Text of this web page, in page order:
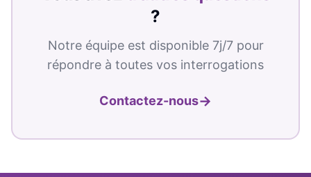
?
Notre équipe est disponible 7j/7 pour
répondre à toutes vos interrogations
Contactez-nous→